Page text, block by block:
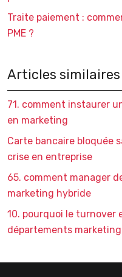
Traite paiement :
PME ?
Articles similaires
71. comment instaurer
en marketing
Carte bancaire bloquée
crise en entreprise
65. comment manager
marketing hybride
10. pourquoi le turnover
départements marketing